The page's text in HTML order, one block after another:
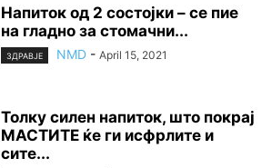
Напиток од 2 состојки – се пие
на гладно за стомачни...
ЗДРАВЈЕ NMD - April 15, 2021
Толку силен напиток, што покрај
МАСТИТЕ ќе ги исфрлите и
сите...